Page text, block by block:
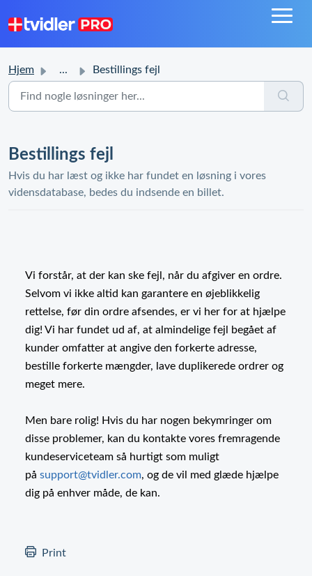
Hjem ... Bestillings fejl
Bestillings fejl
Hvis du har læst og ikke har fundet en løsning i vores
vidensdatabase, bedes du indsende en billet.
Vi forstår, at der kan ske fejl, når du afgiver en ordre.
Selvom vi ikke altid kan garantere en øjeblikkelig
rettelse, før din ordre afsendes, er vi her for at hjælpe
dig! Vi har fundet ud af, at almindelige fejl begået af
kunder omfatter at angive den forkerte adresse,
bestille forkerte mængder, lave duplikerede ordrer og
meget mere.
Men bare rolig! Hvis du har nogen bekymringer om
disse problemer, kan du kontakte vores fremragende
kundeserviceteam så hurtigt som muligt
på support@tvidler.com, og de vil med glæde hjælpe
dig på enhver måde, de kan.
Print